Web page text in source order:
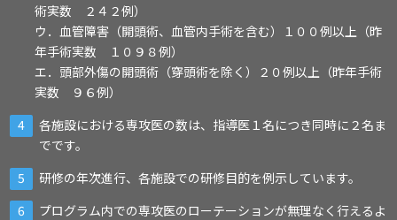
術実数 ２４２例）
ウ．血管障害（開頭術、血管内手術を含む）１００例以上（昨
年手術実数 １０９８例）
エ．頭部外傷の開頭術（穿頭術を除く）２０例以上（昨年手術
実数 ９６例）
各施設における専攻医の数は、指導医１名につき同時に２名ま
でです。
研修の年次進行、各施設での研修目的を例示しています。
プログラム内での専攻医のローテーションが無理なく行えるよ